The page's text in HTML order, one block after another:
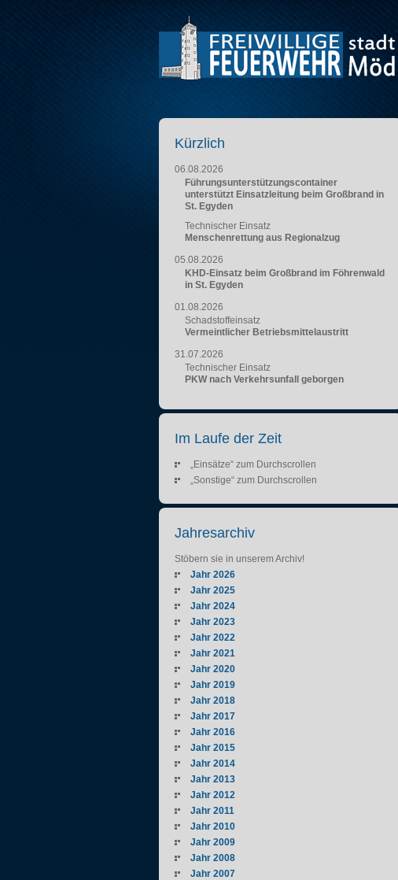
Kürzlich
06.08.2026
Führungsunterstützungscontainer
unterstützt Einsatzleitung beim Großbrand in
St. Egyden
Technischer Einsatz
Menschenrettung aus Regionalzug
05.08.2026
KHD-Einsatz beim Großbrand im Föhrenwald
in St. Egyden
01.08.2026
Schadstoffeinsatz
Vermeintlicher Betriebsmittelaustritt
31.07.2026
Technischer Einsatz
PKW nach Verkehrsunfall geborgen
Im Laufe der Zeit
„Einsätze“ zum Durchscrollen
„Sonstige“ zum Durchscrollen
Jahresarchiv
Stöbern sie in unserem Archiv!
Jahr 2026
Jahr 2025
Jahr 2024
Jahr 2023
Jahr 2022
Jahr 2021
Jahr 2020
Jahr 2019
Jahr 2018
Jahr 2017
Jahr 2016
Jahr 2015
Jahr 2014
Jahr 2013
Jahr 2012
Jahr 2011
Jahr 2010
Jahr 2009
Jahr 2008
Jahr 2007